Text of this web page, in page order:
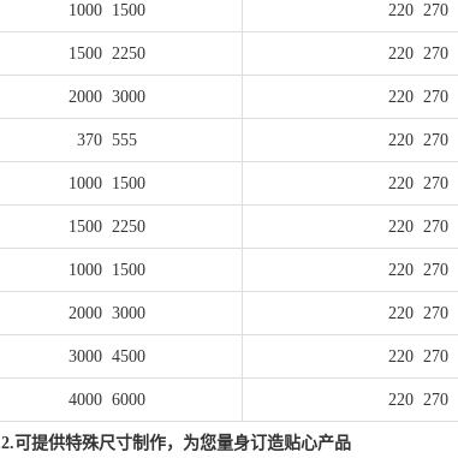
1000 1500 220 270
1500 2250 220 270
2000 3000 220 270
370 555 220 270
1000 1500 220 270
1500 2250 220 270
1000 1500 220 270
2000 3000 220 270
3000 4500 220 270
4000 6000 220 270
2.可提供特殊尺寸制作，为您量身订造贴心产品